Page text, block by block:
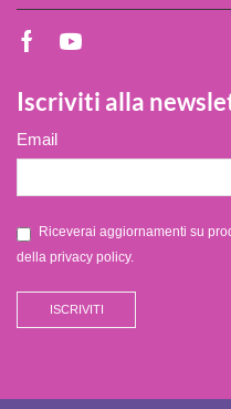
Iscriviti alla
Email
Riceverai aggiornamenti su
della privacy policy.